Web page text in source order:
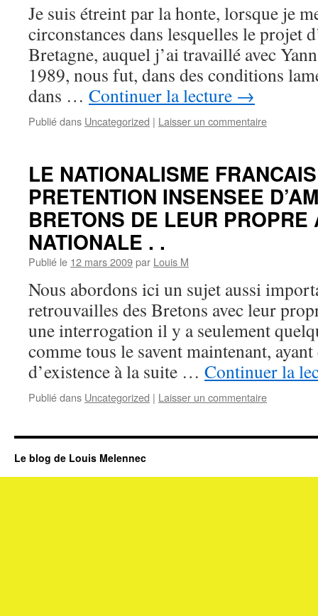
Je suis étreint par la honte, lorsque je
circonstances dans lesquelles le projet
Bretagne, auquel j’ai travaillé avec
1989, nous fut, dans des conditions
dans … Continuer la lecture →
Publié dans Uncategorized | Laisser un commentaire
LE NATIONALISME
PRETENTION INSENSEE
BRETONS DE LEUR
NATIONALE . .
Publié le 12 mars 2009par Louis M
Nous abordons ici un sujet aussi
retrouvailles des Bretons avec leur
une interrogation il y a seulement
comme tous le savent maintenant,
d’existence à la suite … Continuer la
Publié dans Uncategorized | Laisser un commentaire
Le blog de Louis Melennec